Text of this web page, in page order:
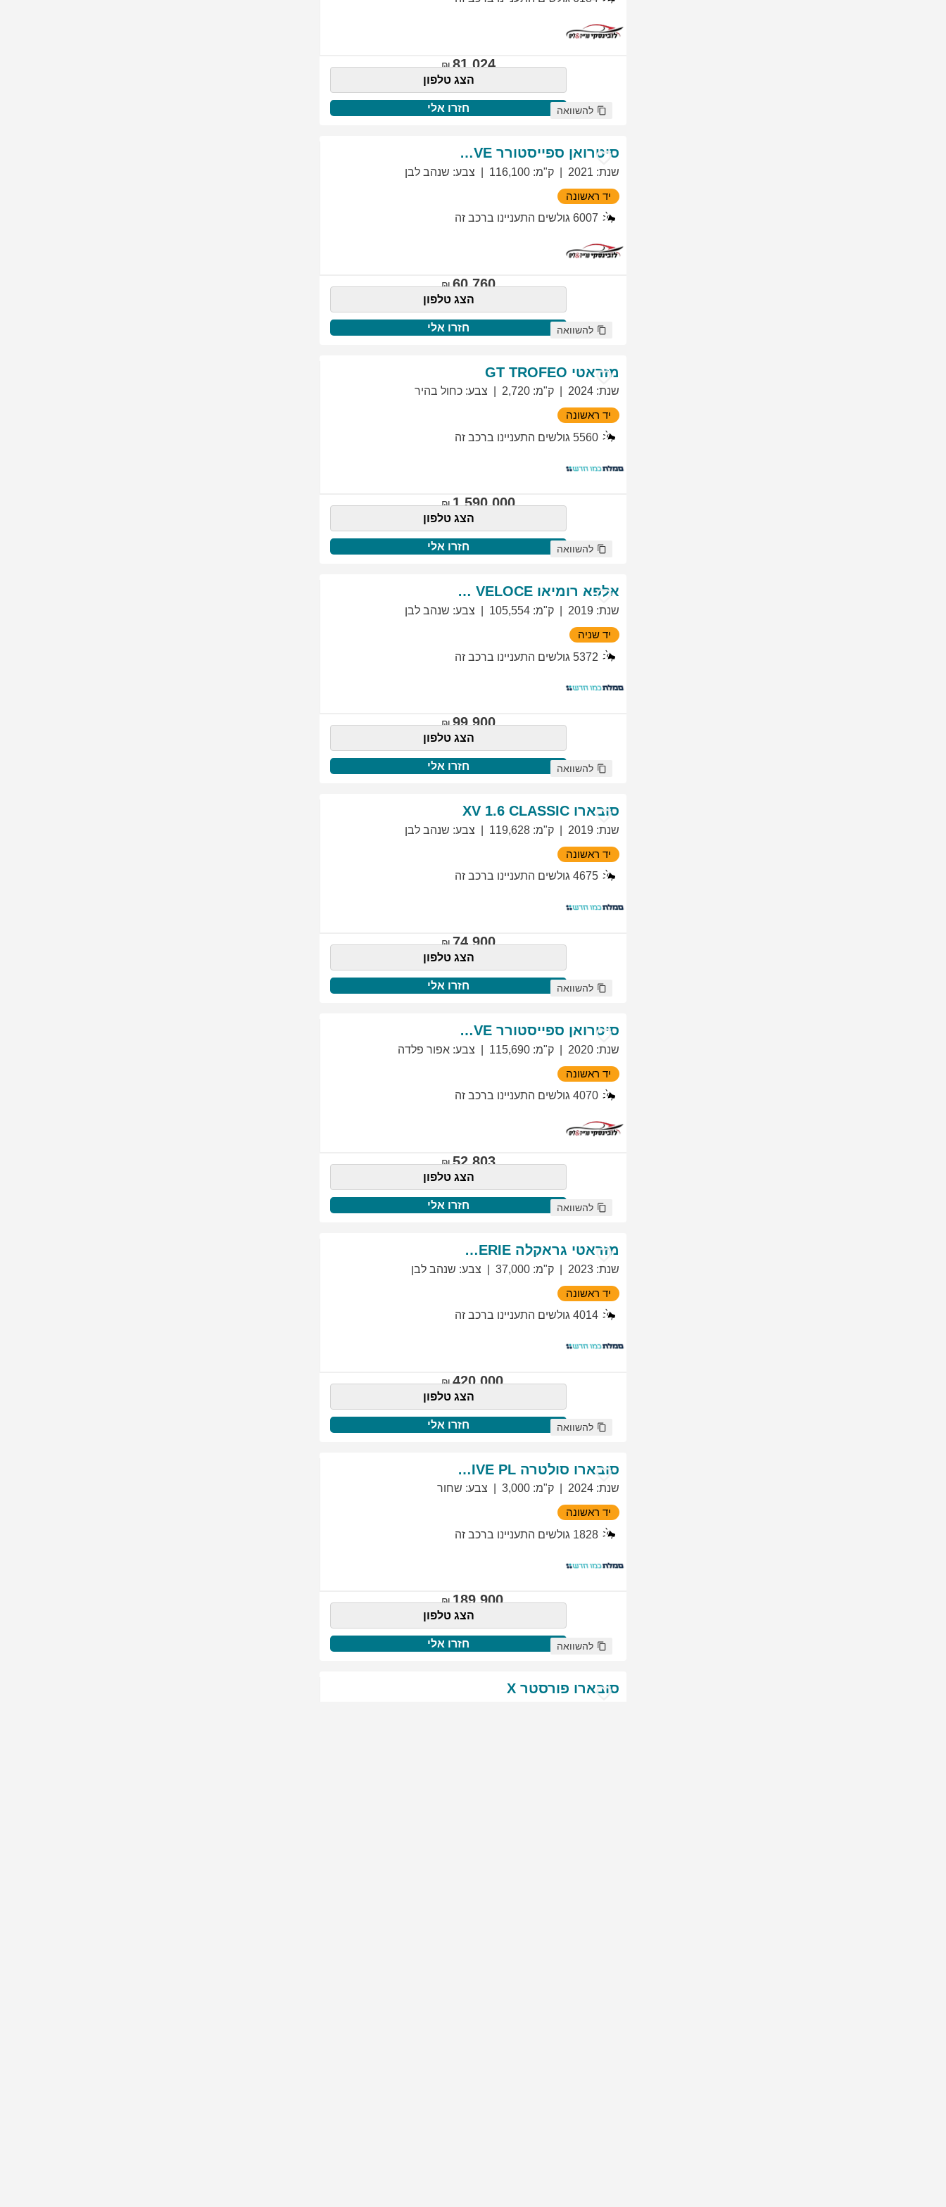
81,024
הצג טלפון
חזרו אלי להשוואה
סיטרואן ספייסטורר EXCLUSIVE
שנת:
2021 ק"מ:
116,100 צבע: שנהב לבן
יד ראשונה
6007 גולשים התעניינו ברכב זה
60,760
הצג טלפון
חזרו אלי להשוואה
מזראטי GT TROFEO
שנת:
2024 ק"מ:
2,720 צבע: כחול בהיר
יד ראשונה
5560 גולשים התעניינו ברכב זה
1,590,000
הצג טלפון
חזרו אלי להשוואה
אלפא רומיאו GIULIETTA VELOCE
שנת:
2019 ק"מ:
105,554 צבע: שנהב לבן
יד שניה
5372 גולשים התעניינו ברכב זה
99,900
הצג טלפון
חזרו אלי להשוואה
סובארו XV 1.6 CLASSIC
שנת:
2019 ק"מ:
119,628 צבע: שנהב לבן
יד ראשונה
4675 גולשים התעניינו ברכב זה
74,900
הצג טלפון
חזרו אלי להשוואה
סיטרואן ספייסטורר EXCLUSIVE
שנת:
2020 ק"מ:
115,690 צבע: אפור פלדה
יד ראשונה
4070 גולשים התעניינו ברכב זה
52,803
הצג טלפון
חזרו אלי להשוואה
מזראטי גראקלה PRIMASERIE
שנת:
2023 ק"מ:
37,000 צבע: שנהב לבן
יד ראשונה
4014 גולשים התעניינו ברכב זה
420,000
הצג טלפון
חזרו אלי להשוואה
סובארו סולטרה EXCLUSIVE PL
שנת:
2024 ק"מ:
3,000 צבע: שחור
יד ראשונה
1828 גולשים התעניינו ברכב זה
189,900
הצג טלפון
חזרו אלי להשוואה
סובארו פורסטר X